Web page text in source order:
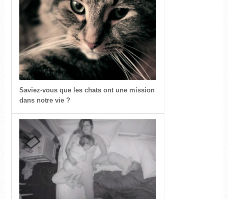
Saviez-vous que les chats ont une mission
dans notre vie ?